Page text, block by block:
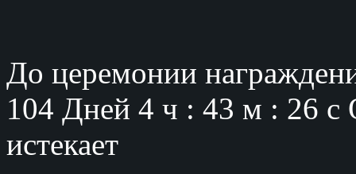
До церемонии
104 Дней 4 ч : 43 м : 25 с
истекает